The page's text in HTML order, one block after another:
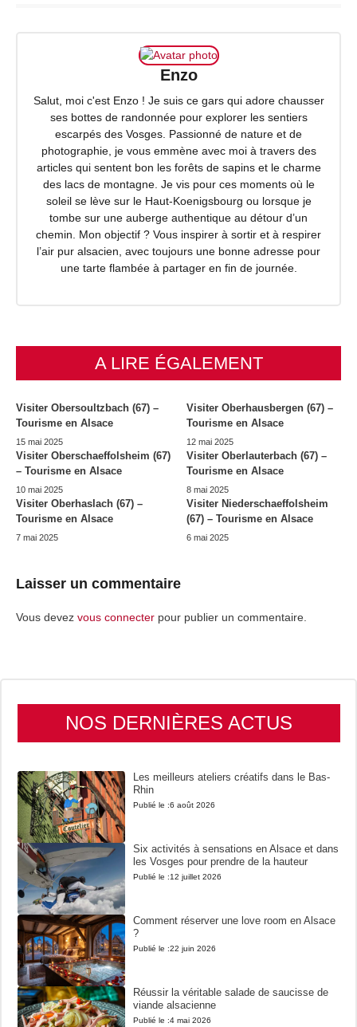
Enzo
Salut, moi c'est Enzo ! Je suis ce gars qui adore chausser
ses bottes de randonnée pour explorer les sentiers
escarpés des Vosges. Passionné de nature et de
photographie, je vous emmène avec moi à travers des
articles qui sentent bon les forêts de sapins et le charme
des lacs de montagne. Je vis pour ces moments où le
soleil se lève sur le Haut-Koenigsbourg ou lorsque je
tombe sur une auberge authentique au détour d’un
chemin. Mon objectif ? Vous inspirer à sortir et à respirer
l’air pur alsacien, avec toujours une bonne adresse pour
une tarte flambée à partager en fin de journée.
A LIRE ÉGALEMENT
Visiter Obersoultzbach (67) –
Tourisme en Alsace
15 mai 2025
Visiter Oberhausbergen (67) –
Tourisme en Alsace
12 mai 2025
Visiter Oberschaeffolsheim (67)
– Tourisme en Alsace
10 mai 2025
Visiter Oberlauterbach (67) –
Tourisme en Alsace
8 mai 2025
Visiter Oberhaslach (67) –
Tourisme en Alsace
7 mai 2025
Visiter Niederschaeffolsheim
(67) – Tourisme en Alsace
6 mai 2025
Laisser un commentaire
Vous devez vous connecter pour publier un commentaire.
NOS DERNIÈRES ACTUS
Les meilleurs ateliers créatifs dans le Bas-
Rhin
Publié le :6 août 2026
Six activités à sensations en Alsace et dans
les Vosges pour prendre de la hauteur
Publié le :12 juillet 2026
Comment réserver une love room en Alsace
?
Publié le :22 juin 2026
Réussir la véritable salade de saucisse de
viande alsacienne
Publié le :4 mai 2026